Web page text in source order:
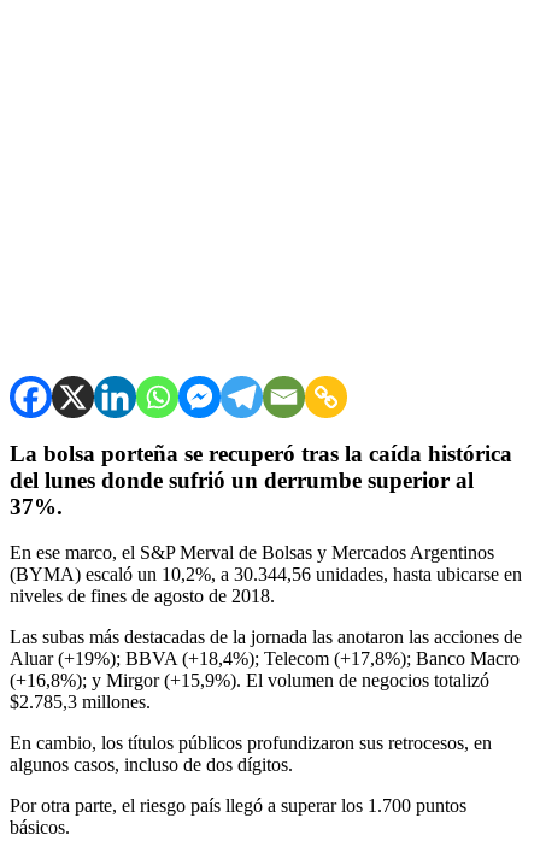
La bolsa porteña se recuperó tras la caída histórica
del lunes donde sufrió un derrumbe superior al
37%.
En ese marco, el S&P Merval de Bolsas y Mercados Argentinos
(BYMA) escaló un 10,2%, a 30.344,56 unidades, hasta ubicarse en
niveles de fines de agosto de 2018.
Las subas más destacadas de la jornada las anotaron las acciones de
Aluar (+19%); BBVA (+18,4%); Telecom (+17,8%); Banco Macro
(+16,8%); y Mirgor (+15,9%). El volumen de negocios totalizó
$2.785,3 millones.
En cambio, los títulos públicos profundizaron sus retrocesos, en
algunos casos, incluso de dos dígitos.
Por otra parte, el riesgo país llegó a superar los 1.700 puntos
básicos.